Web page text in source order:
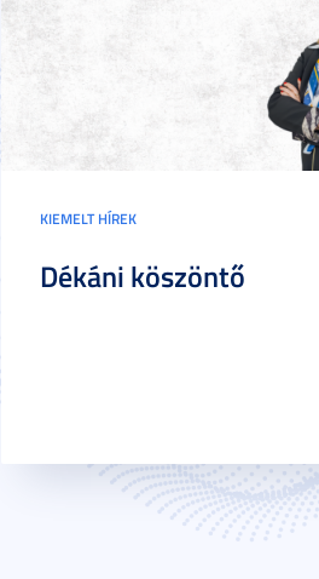
KIEMELT HÍREK
Dékáni köszöntő